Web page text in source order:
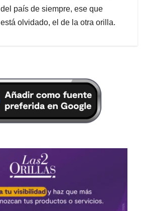
del país de siempre, ese que
está olvidado, el de la otra orilla.